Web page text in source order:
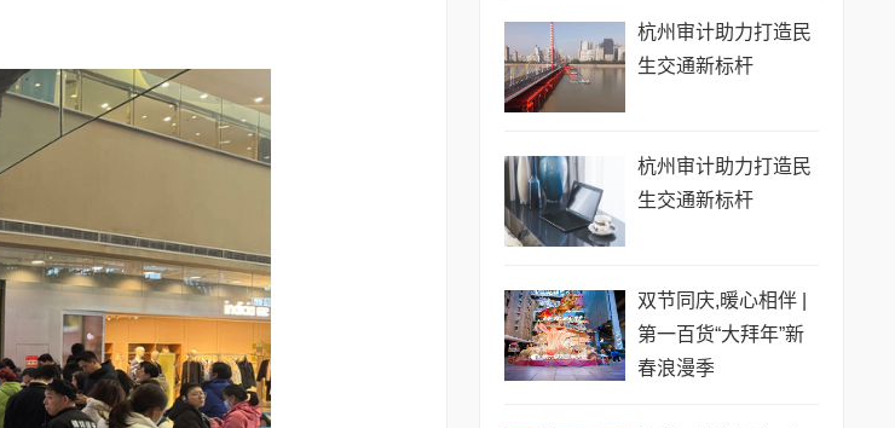
杭州审计助力打造民
生交通新标杆
杭州审计助力打造民
生交通新标杆
双节同庆,暖心相伴 |
第一百货“大拜年”新
春浪漫季